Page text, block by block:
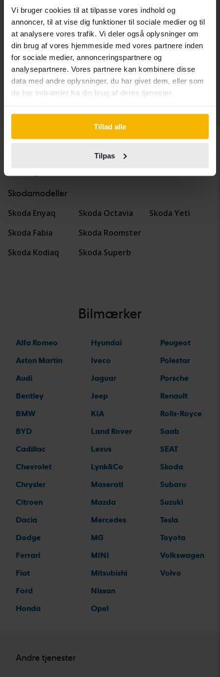
Vi bruger cookies til at tilpasse vores indhold og
annoncer, til at vise dig funktioner til sociale medier og til
at analysere vores trafik. Vi deler også oplysninger om
din brug af vores hjemmeside med vores partnere inden
for sociale medier, annonceringspartnere og
analysepartnere. Vores partnere kan kombinere disse
data med andre oplysninger, du har givet dem, eller som
de har indsamlet fra din brug af deres tjenester.
Tillad alle
Tilpas
Skoda Octavia
III 1.4 G-TEC Combi
2016
Benzin/Methan
Kungälv (Ellesbo)
Startpris Kommer snart
Vores værdiansættelse er på vej
Vis 5 af 5 hits
Skodamodeller
Skoda Enyaq
Skoda Fabia
Skoda Kodiaq
Skoda Octavia
Skoda Roomster
Skoda Superb
Skoda Yeti
Bilmærker
Alfa Romeo
Aston Martin
Audi
Bentley
BMW
BYD
Cadillac
Chevrolet
Chrysler
Citroen
Dacia
Dodge
Ferrari
Fiat
Ford
Honda
Hyundai
Iveco
Jaguar
Jeep
KIA
Land Rover
Lexus
Lynk&Co
Maserati
Mazda
Mercedes
MG
MINI
Mitsubishi
Nissan
Opel
Peugeot
Polestar
Porsche
Renault
Rolls-Royce
Saab
SEAT
Skoda
Subaru
Suzuki
Tesla
Toyota
Volkswagen
Volvo
Andre tjenester